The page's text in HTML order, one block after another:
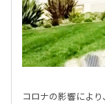
コロナの影響によ